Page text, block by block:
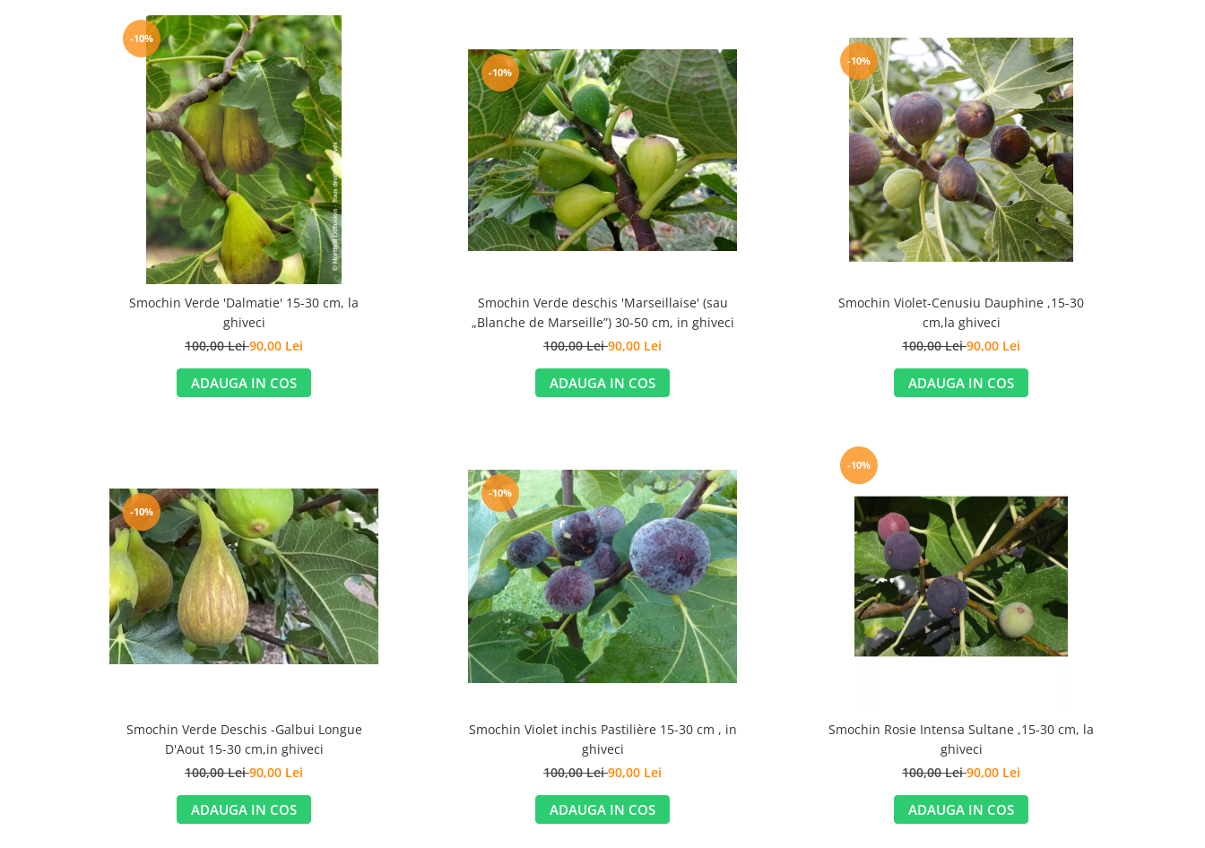
-10%
Smochin Verde 'Dalmatie' 15-30 cm, la
ghiveci
100,00 Lei90,00 Lei
ADAUGA IN COS
-10%
Smochin Verde deschis 'Marseillaise' (sau
„Blanche de Marseille”) 30-50 cm, in ghiveci
100,00 Lei90,00 Lei
ADAUGA IN COS
-10%
Smochin Violet-Cenusiu Dauphine ,15-30
cm,la ghiveci
100,00 Lei90,00 Lei
ADAUGA IN COS
-10%
Smochin Verde Deschis -Galbui Longue
D'Aout 15-30 cm,in ghiveci
100,00 Lei90,00 Lei
ADAUGA IN COS
-10%
Smochin Violet inchis Pastilière 15-30 cm , in
ghiveci
100,00 Lei90,00 Lei
ADAUGA IN COS
-10%
Smochin Rosie Intensa Sultane ,15-30 cm, la
ghiveci
100,00 Lei90,00 Lei
ADAUGA IN COS